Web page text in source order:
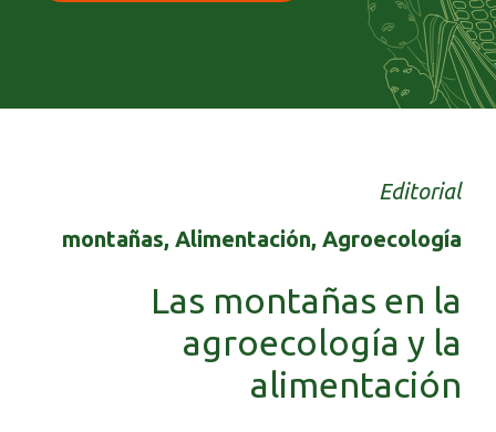
Editorial
montañas, Alimentación, Agroecología
Las montañas en la
agroecología y la
alimentación